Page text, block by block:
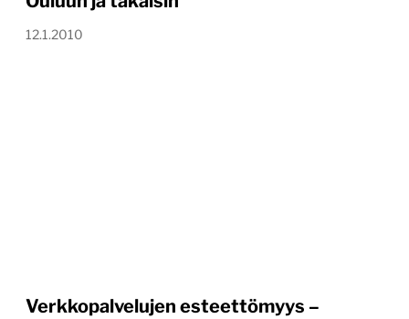
12.1.2010
Verkkopalvelujen esteettömyys –